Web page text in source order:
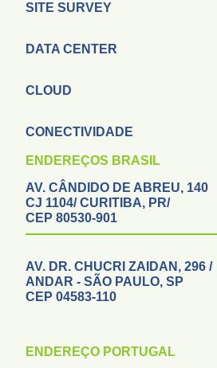
SITE SURVEY
DATA CENTER
CLOUD
CONECTIVIDADE
ENDEREÇOS BRASIL
AV. CÂNDIDO DE ABREU, 140
CJ 1104/ CURITIBA, PR/
CEP 80530-901
AV. DR. CHUCRI ZAIDAN, 296
ANDAR - SÃO PAULO, SP
CEP 04583-110
ENDEREÇO PORTUGAL